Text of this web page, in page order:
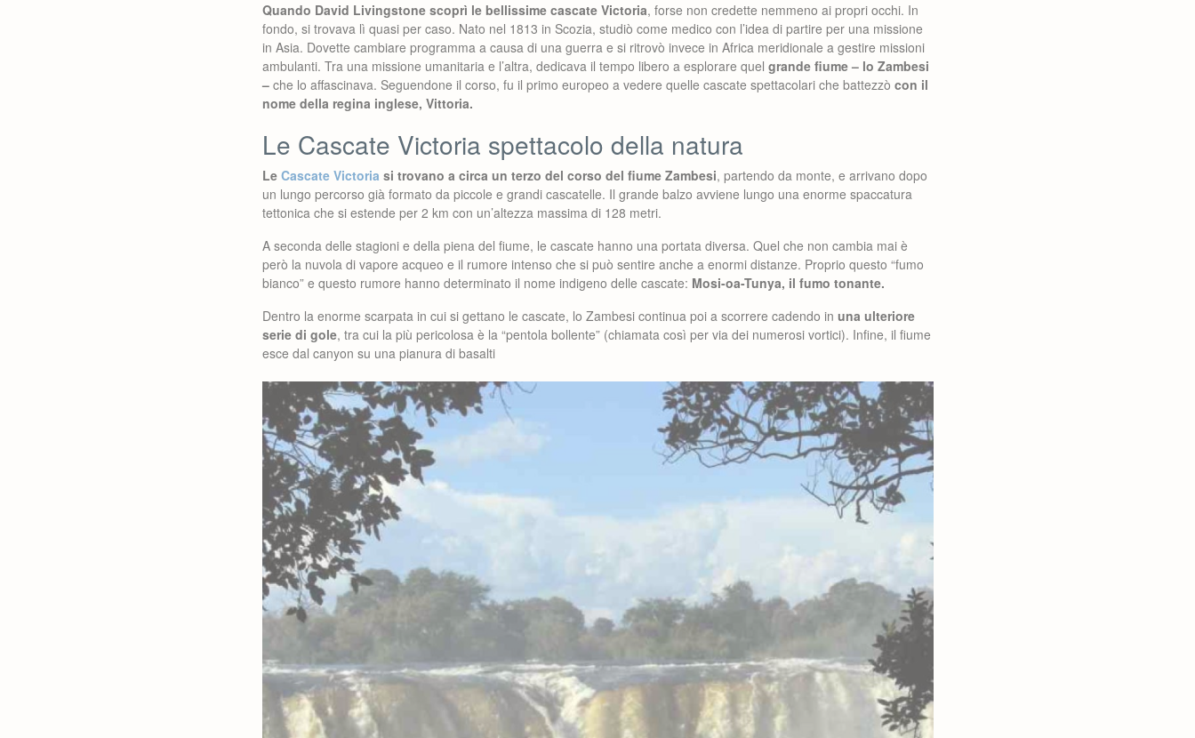
Quando David Livingstone scoprì le bellissime cascate Victoria, forse non credette nemmeno ai propri occhi. In
fondo, si trovava lì quasi per caso. Nato nel 1813 in Scozia, studiò come medico con l’idea di partire per una missione
in Asia. Dovette cambiare programma a causa di una guerra e si ritrovò invece in Africa meridionale a gestire missioni
ambulanti. Tra una missione umanitaria e l’altra, dedicava il tempo libero a esplorare quel grande fiume – lo Zambesi
– che lo affascinava. Seguendone il corso, fu il primo europeo a vedere quelle cascate spettacolari che battezzò con il
nome della regina inglese, Vittoria.
Le Cascate Victoria spettacolo della natura
Le Cascate Victoria si trovano a circa un terzo del corso del fiume Zambesi, partendo da monte, e arrivano dopo
un lungo percorso già formato da piccole e grandi cascatelle. Il grande balzo avviene lungo una enorme spaccatura
tettonica che si estende per 2 km con un’altezza massima di 128 metri.
A seconda delle stagioni e della piena del fiume, le cascate hanno una portata diversa. Quel che non cambia mai è
però la nuvola di vapore acqueo e il rumore intenso che si può sentire anche a enormi distanze. Proprio questo “fumo
bianco” e questo rumore hanno determinato il nome indigeno delle cascate: Mosi-oa-Tunya, il fumo tonante.
Dentro la enorme scarpata in cui si gettano le cascate, lo Zambesi continua poi a scorrere cadendo in una ulteriore
serie di gole, tra cui la più pericolosa è la “pentola bollente” (chiamata così per via dei numerosi vortici). Infine, il fiume
esce dal canyon su una pianura di basalti